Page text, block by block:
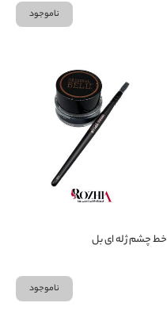
ناموجود
خط چشم ژله ای بل
ناموجود